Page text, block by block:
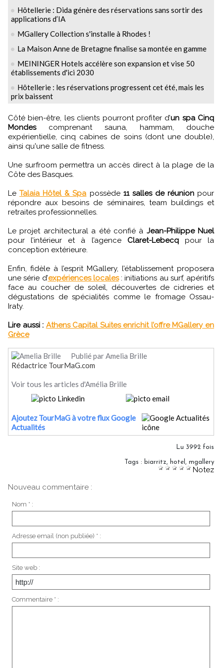
Hôtellerie : Dida génère des réservations sans sortir des
applications d’IA
MGallery Collection s'installe à Rhodes !
La Maison Anne de Bretagne finalise sa montée en gamme
MEININGER Hotels accélère son expansion et vise 50
établissements d'ici 2030
Hôtellerie : les réservations progressent cet été, mais les
prix baissent
Côté bien-être, les clients pourront profiter d’un spa Cinq
Mondescomprenant sauna, hammam, douche
expérientielle, cinq cabines de soins (dont une double),
ainsi qu'une salle de fitness.
Une surfroom permettra un accès direct à la plage de la
Côte des Basques.
LeTalaia Hôtel & Spa possède 11 salles de réunionpour
répondre aux besoins de séminaires, team buildings et
retraites professionnelles.
Le projet architectural a été confié à Jean-Philippe Nuel
pour l’intérieur et à l’agence Claret-Lebecqpour la
conception extérieure.
Enfin, fidèle à l’esprit MGallery, l’établissement proposera
une série d’expériences locales: initiations au surf, apéritifs
face au coucher de soleil, découvertes de cidreries et
dégustations de spécialités comme le fromage Ossau-
Iraty.
Lire aussi : Athens Capital Suites enrichit l’offre MGallery en
Grèce
Publié par Amelia Brille
Rédactrice TourMaG.com
Voir tous les articles d'Amélia Brille
Ajoutez TourMaG à votre flux Google
Actualités
Lu 3992 fois
Tags : biarritz hotel mgallery
Notez
Nouveau commentaire :
Nom * :
Adresse email (non publiée) * :
Site web :
Commentaire * :